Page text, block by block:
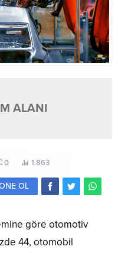
ALANI
0 1.863
OL
göre otomotiv
44, otomobil